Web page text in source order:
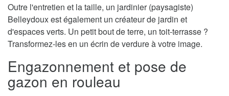
Outre l'entretien et la taille, un jardinier (paysagiste)
Belleydoux est également un créateur de jardin et
d'espaces verts. Un petit bout de terre, un toit-terrasse ?
Transformez-les en un écrin de verdure à votre image.
Engazonnement et pose de
gazon en rouleau